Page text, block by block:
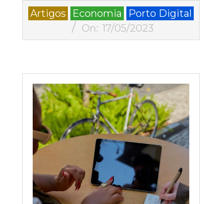
2023-
05-
Artigos Economia
Porto Digital
On: 17/05/2023